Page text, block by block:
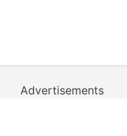
Advertisements